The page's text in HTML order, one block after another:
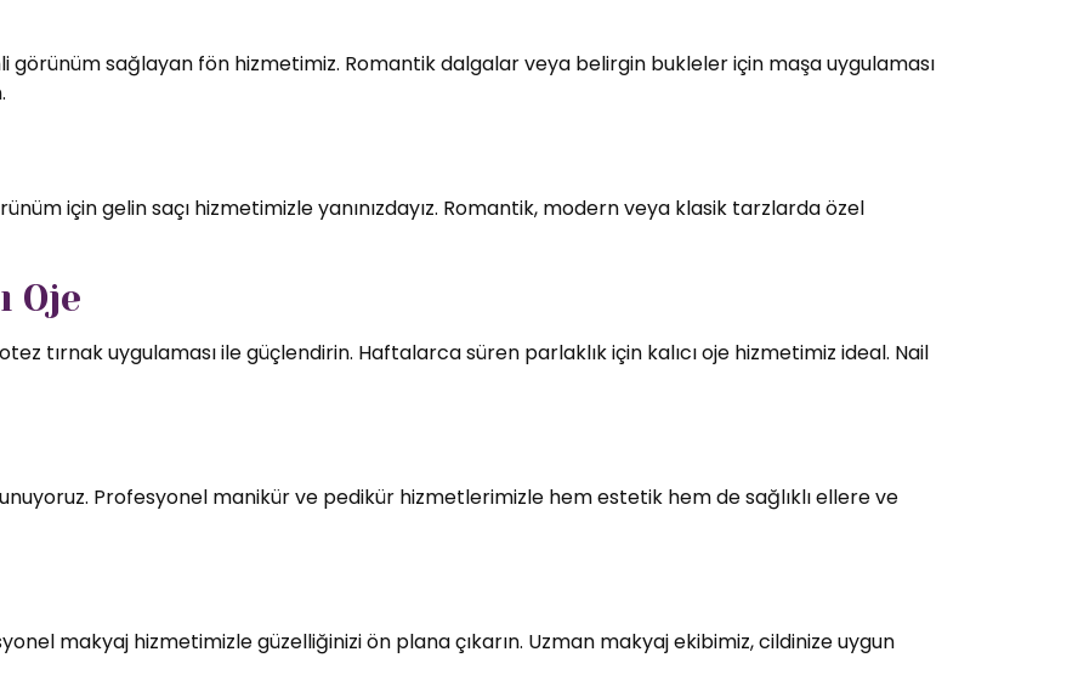
görünüm sağlayan fön hizmetimiz. Romantik dalgalar veya belirgin bukleler için maşa uygulaması
için gelin saçı hizmetimizle yanınızdayız. Romantik, modern veya klasik tarzlarda özel
Oje
tırnak uygulaması ile güçlendirin. Haftalarca süren parlaklık için kalıcı oje hizmetimiz ideal. Nail
Profesyonel manikür ve pedikür hizmetlerimizle hem estetik hem de sağlıklı ellere ve
makyaj hizmetimizle güzelliğinizi ön plana çıkarın. Uzman makyaj ekibimiz, cildinize uygun